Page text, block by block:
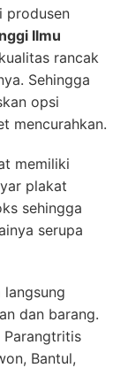
produsen
Ilmu
rancak
Sehingga
opsi
mencurahkan.
memiliki
plakat
sehingga
serupa
dan barang.
Parangtritis
Bantul,